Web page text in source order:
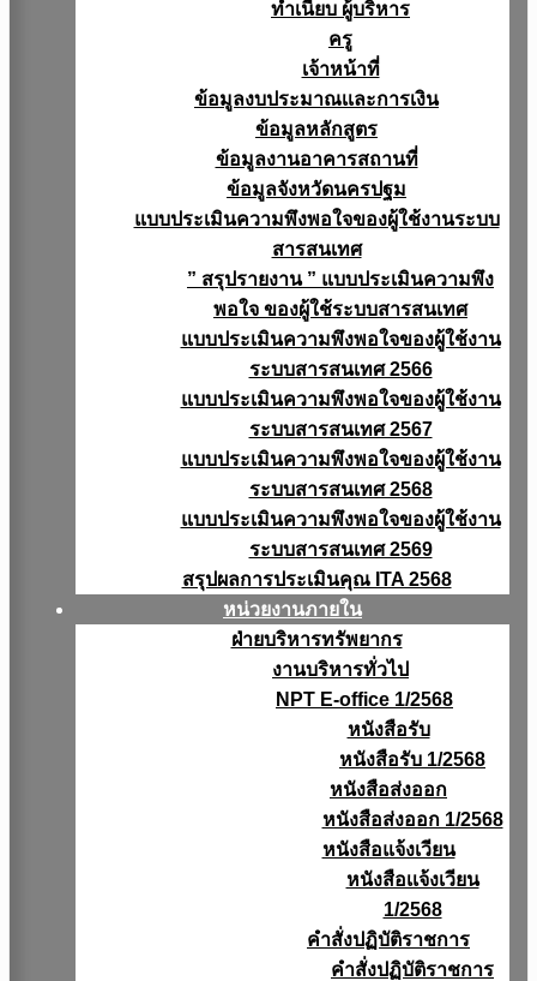
ทำเนียบ ผู้บริหาร
ครู
เจ้าหน้าที่
ข้อมูลงบประมาณเเละการเงิน
ข้อมูลหลักสูตร
ข้อมูลงานอาคารสถานที่
ข้อมูลจังหวัดนครปฐม
แบบประเมินความพึงพอใจของผู้ใช้งานระบบ
สารสนเทศ
” สรุปรายงาน ” แบบประเมินความพึง
พอใจ ของผู้ใช้ระบบสารสนเทศ
แบบประเมินความพึงพอใจของผู้ใช้งาน
ระบบสารสนเทศ 2566
แบบประเมินความพึงพอใจของผู้ใช้งาน
ระบบสารสนเทศ 2567
แบบประเมินความพึงพอใจของผู้ใช้งาน
ระบบสารสนเทศ 2568
แบบประเมินความพึงพอใจของผู้ใช้งาน
ระบบสารสนเทศ 2569
สรุปผลการประเมินคุณ ITA 2568
หน่วยงานภายใน
ฝ่ายบริหารทรัพยากร
งานบริหารทั่วไป
NPT E-office 1/2568
หนังสือรับ
หนังสือรับ 1/2568
หนังสือส่งออก
หนังสือส่งออก 1/2568
หนังสือแจ้งเวียน
หนังสือเเจ้งเวียน
1/2568
คำสั่งปฏิบัติราชการ
คำสั่งปฏิบัติราชการ